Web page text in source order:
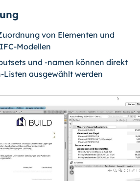
von Elementen und
Modellen
und -namen können direkt
Listen ausgewählt werden